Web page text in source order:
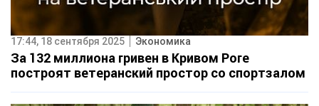
17:44, 18 сентября 2025 Экономика
За 132 миллиона гривен в Кривом Роге
построят ветеранский простор со спортзалом